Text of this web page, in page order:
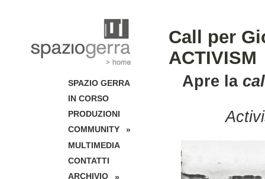
Call per
ACTIVISM
Apre la
SPAZIO GERRA
IN CORSO
PRODUZIONI
COMMUNITY
»
MULTIMEDIA
CONTATTI
ARCHIVIO
»